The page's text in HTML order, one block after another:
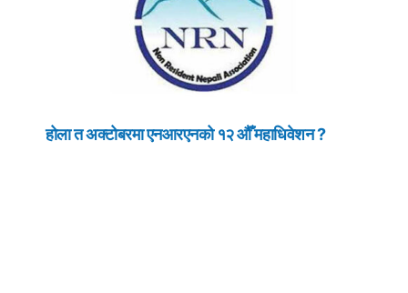
होला त अक्टोबरमा एनआरएनको १२ औँ महाधिवेशन ?